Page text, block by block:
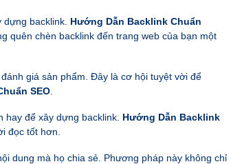
backlink. Hướng Dẫn Backlink Chuẩn
quên chèn backlink đến trang web của bạn một
giá sản phẩm. Đây là cơ hội tuyệt vời để
SEO
để xây dựng backlink. Hướng Dẫn Backlink
đọc tốt hơn.
dung mà họ chia sẻ. Phương pháp này không chỉ